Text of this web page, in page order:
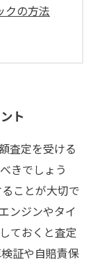
クの方法
こに査定
ト
査定を受ける
きでしょう
ことが大切で
ンジンやタイ
ておくと査定
証や自賠責保